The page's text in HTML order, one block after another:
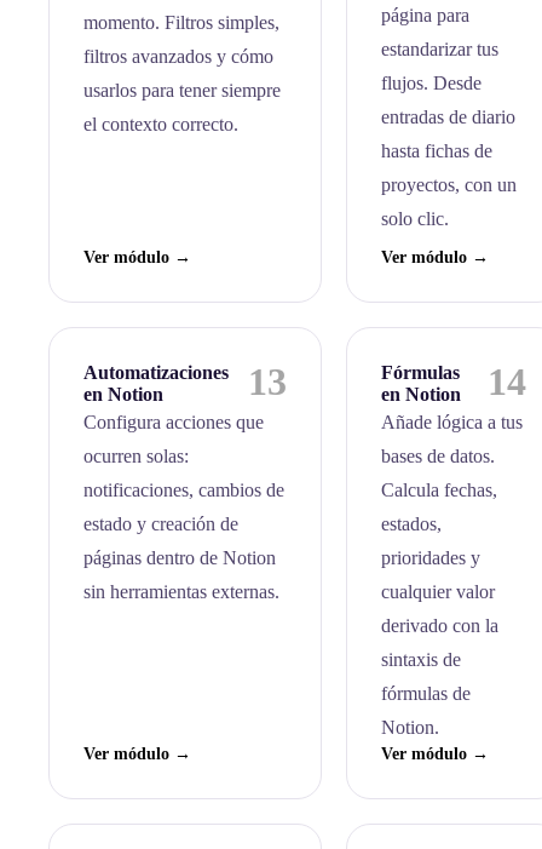
momento. Filtros simples,
filtros avanzados y cómo
usarlos para tener siempre
el contexto correcto.
Ver módulo →
página para
estandarizar tus
flujos. Desde
entradas de diario
hasta fichas de
proyectos, con un
solo clic.
Ver módulo →
Automatizaciones
en Notion
13
Configura acciones que
ocurren solas:
notificaciones, cambios de
estado y creación de
páginas dentro de Notion
sin herramientas externas.
Ver módulo →
Fórmulas
en Notion
14
Añade lógica a tus
bases de datos.
Calcula fechas,
estados,
prioridades y
cualquier valor
derivado con la
sintaxis de
fórmulas de
Notion.
Ver módulo →